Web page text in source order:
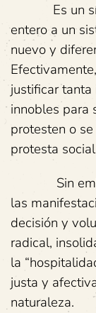
Es un
entero a un
nuevo y
justificar tanta
innobles para
protesten o
protesta
Sin
las
decisión y
radical,
la
justa y
naturaleza.